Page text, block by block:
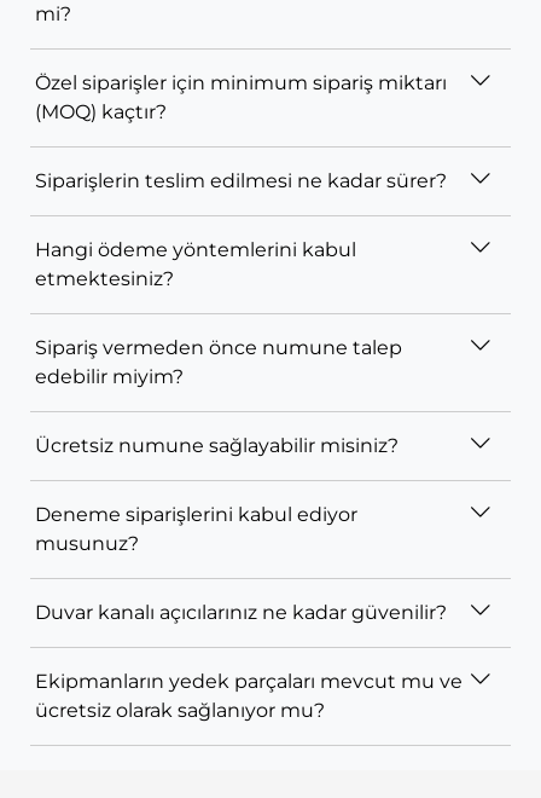
mi?
Özel siparişler için minimum sipariş miktarı
(MOQ) kaçtır?
Siparişlerin teslim edilmesi ne kadar sürer?
Hangi ödeme yöntemlerini kabul
etmektesiniz?
Sipariş vermeden önce numune talep
edebilir miyim?
Ücretsiz numune sağlayabilir misiniz?
Deneme siparişlerini kabul ediyor
musunuz?
Duvar kanalı açıcılarınız ne kadar güvenilir?
Ekipmanların yedek parçaları mevcut mu ve
ücretsiz olarak sağlanıyor mu?